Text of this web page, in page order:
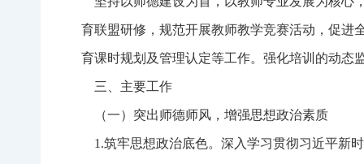
育联盟研修，规范开展教师教学竞赛活动，促进
育课时规划及管理认定等工作。强化培训的动态
三、主要工作
（一）突出师德师风，增强思想政治素质
1.筑牢思想政治底色。深入学习贯彻习近平新